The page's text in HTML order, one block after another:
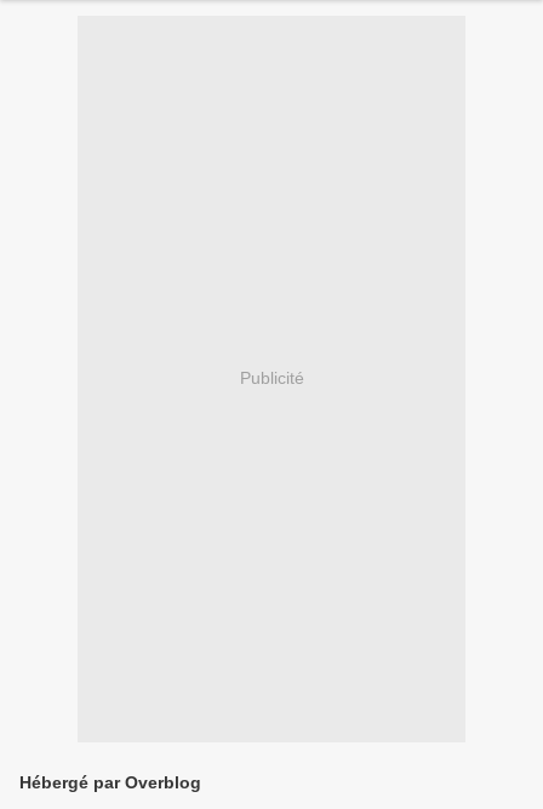
Publicité
Hébergé par Overblog